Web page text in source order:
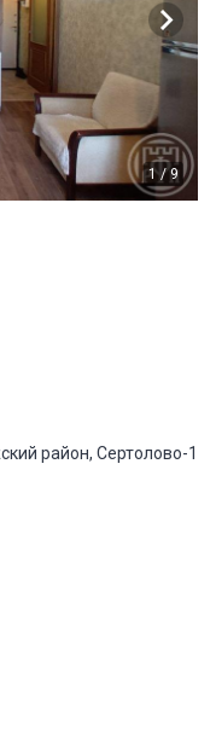
1 / 9
район, Сертолово-1